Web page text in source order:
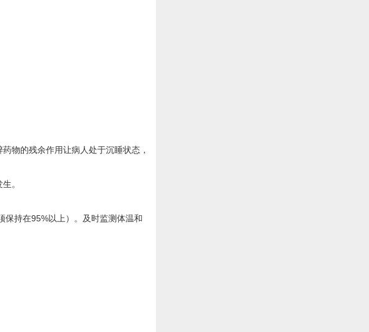
物的残余作用让病人处于沉睡状态，
。
保持在95%以上）。及时监测体温和